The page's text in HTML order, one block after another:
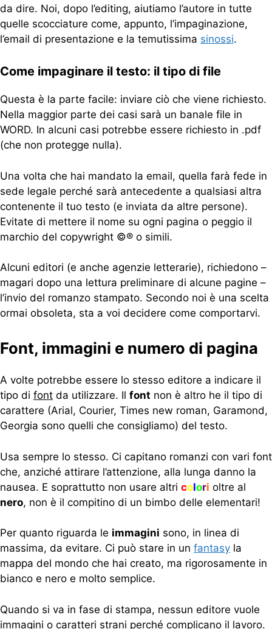
da dire. Noi, dopo l’editing, aiutiamo l’autore in tutte
quelle scocciature come, appunto, l’impaginazione,
l’email di presentazione e la temutissima sinossi.
Come impaginare il testo: il tipo di file
Questa è la parte facile: inviare ciò che viene richiesto.
Nella maggior parte dei casi sarà un banale file in
WORD. In alcuni casi potrebbe essere richiesto in .pdf
(che non protegge nulla).
Una volta che hai mandato la email, quella farà fede in
sede legale perché sarà antecedente a qualsiasi altra
contenente il tuo testo (e inviata da altre persone).
Evitate di mettere il nome su ogni pagina o peggio il
marchio del copywright ©® o simili.
Alcuni editori (e anche agenzie letterarie), richiedono –
magari dopo una lettura preliminare di alcune pagine –
l’invio del romanzo stampato. Secondo noi è una scelta
ormai obsoleta, sta a voi decidere come comportarvi.
Font, immagini e numero di pagina
A volte potrebbe essere lo stesso editore a indicare il
tipo di font da utilizzare. Il font non è altro he il tipo di
carattere (Arial, Courier, Times new roman, Garamond,
Georgia sono quelli che consigliamo) del testo.
Usa sempre lo stesso. Ci capitano romanzi con vari font
che, anziché attirare l’attenzione, alla lunga danno la
nausea. E soprattutto non usare altri colori oltre al
nero, non è il compitino di un bimbo delle elementari!
Per quanto riguarda le immagini sono, in linea di
massima, da evitare. Ci può stare in un fantasy la
mappa del mondo che hai creato, ma rigorosamente in
bianco e nero e molto semplice.
Quando si va in fase di stampa, nessun editore vuole
immagini o caratteri strani perché complicano il lavoro.